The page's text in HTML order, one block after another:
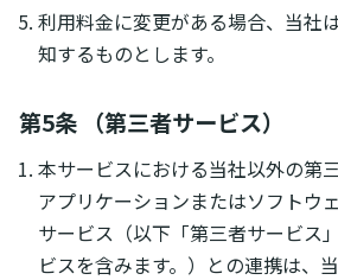
利用料金に変更がある場合、当社
知するものとします。
第5条 （第三者サービス）
本サービスにおける当社以外の第
アプリケーションまたはソフトウ
サービス（以下「第三者サービス
ビスを含みます。）との連携は、